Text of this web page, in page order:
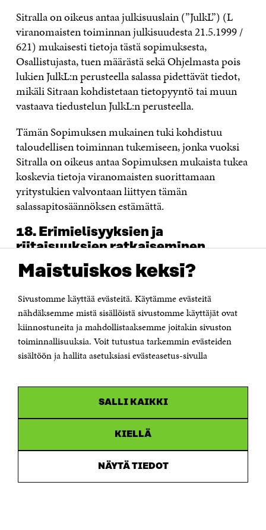
Maistuiskos keksi?
Sivustomme käyttää evästeitä. Käytämme evästeitä
nähdäksemme mistä sisällöistä sivustomme käyttäjät ovat
kiinnostuneita ja mahdollistaaksemme joitakin sivuston
toiminnallisuuksia. Voit tutustua tarkemmin evästeiden
sisältöön ja hallita asetuksiasi evästeasetus-sivulla
SALLI KAIKKI
KIELLÄ
NÄYTÄ TIEDOT
Sitralla on oikeus antaa julkisuuslain (”JulkL”) (L
viranomaisten toiminnan julkisuudesta 21.5.1999 /
621) mukaisesti tietoja tästä sopimuksesta,
Osallistujasta, tuen määrästä sekä Ohjelmasta pois
lukien JulkL:n perusteella salassa pidettävät tiedot,
mikäli Sitraan kohdistetaan tietopyyntö tai muun
vastaava tiedustelun JulkL:n perusteella.
Tämän Sopimuksen mukainen tuki kohdistuu
taloudellisen toiminnan tukemiseen, jonka vuoksi
Sitralla on oikeus antaa Sopimuksen mukaista tukea
koskevia tietoja viranomaisten suorittamaan
yritystukien valvontaan liittyen tämän
salassapitosäännöksen estämättä.
18. Erimielisyyksien ja
riitaisuuksien ratkaiseminen
Tästä sopimuksesta mahdollisesti aiheutuvat
ensisijaisesti neuvotteluteitse.
Jos osapuolet eivät neuvotteluteitse pääse
yksimielisyyteen, erimielisyydet ja riitaisuudet
ratkaisee ensimmäisenä oikeusasteena Helsingin
käräjäoikeus.
19. Sopimuksen voimassaolo ja
soveltaminen
Tämä sopimus tulee voimaan sopimuksen
molempien Osapuolien allekirjoitettua sopimuksen.
Sopimuksen liitteet täydentävät sopimusta ja ovat